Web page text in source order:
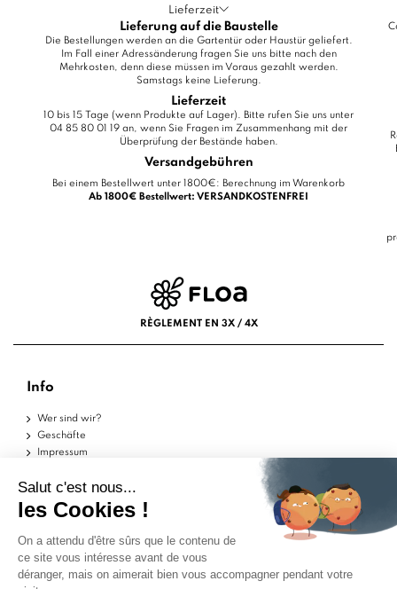
Lieferzeit
Lieferung auf die Baustelle
Die Bestellungen werden an die Gartentür oder Haustür geliefert.
Im Fall einer Adressänderung fragen Sie uns bitte nach den
Mehrkosten, denn diese müssen im Voraus gezahlt werden.
Samstags keine Lieferung.
Lieferzeit
10 bis 15 Tage (wenn Produkte auf Lager). Bitte rufen Sie uns unter
04 85 80 01 19 an, wenn Sie Fragen im Zusammenhang mit der
Überprüfung der Bestände haben.
Versandgebühren
Bei einem Bestellwert unter 1800€: Berechnung im Warenkorb
Ab 1800€ Bestellwert: VERSANDKOSTENFREI
RÈGLEMENT EN 3X / 4X
Info
Wer sind wir?
Geschäfte
Impressum
Datenschutzerklärung
Hilfe
Musterstücke
Lieferungen
Rückgaben